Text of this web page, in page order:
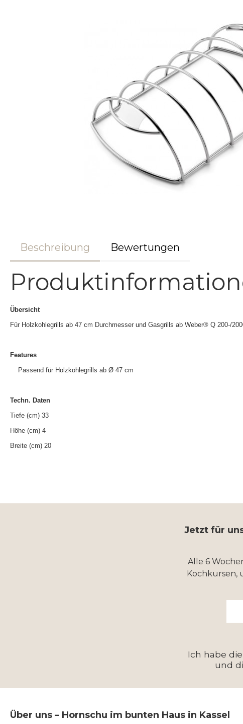
Beschreibung Bewertungen
Übersicht
Für Holzkohlegrills ab 47 cm Durchmesser und Gasgrills ab Weber® Q 200-/
Features
Passend für Holzkohlegrills ab Ø 47 cm
Techn. Daten
Tiefe (cm) 33
Höhe (cm) 4
Breite (cm) 20
Jetzt für
Alle 6
Kochkursen,
Ich habe die
und
Über uns – Hornschu im bunten Haus in Kassel